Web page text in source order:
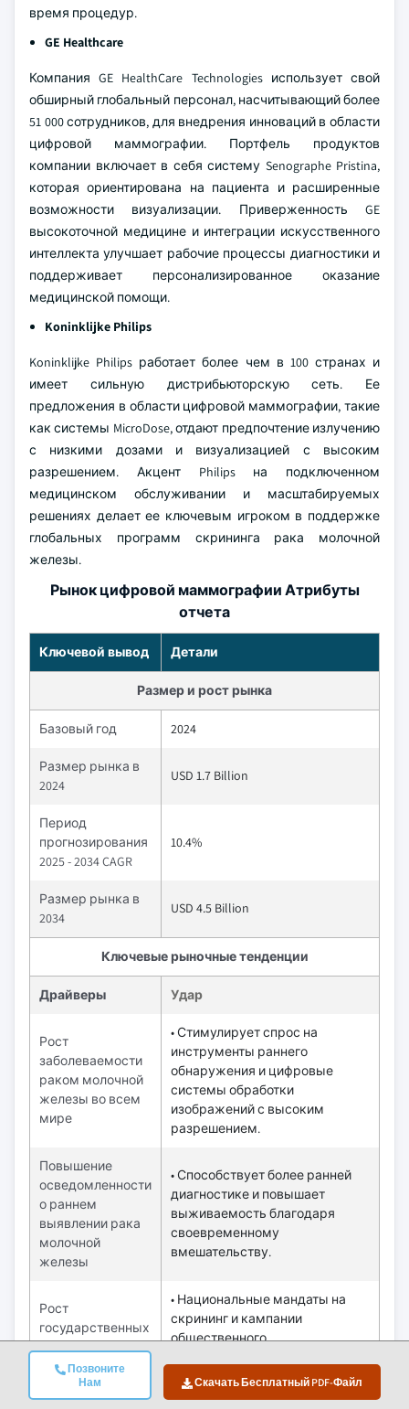
Позвоните
Нам
Скачать Бесплатный PDF-Файл
цифровой маммографии, включая системы Selenia
Dimensions и 3D-маммографию (томосинтез). Эти
исключительного качества изображения, раннего
выявления рака и повышения комфорта пациента во
время процедур.
GE Healthcare
Компания GE HealthCare Technologies использует свой
обширный глобальный персонал, насчитывающий более
51 000 сотрудников, для внедрения инноваций в области
цифровой маммографии. Портфель продуктов
компании включает в себя систему Senographe Pristina,
которая ориентирована на пациента и расширенные
возможности визуализации. Приверженность GE
интеллекта улучшает рабочие процессы диагностики и
поддерживает персонализированное оказание
медицинской помощи.
Koninklijke Philips
Koninklijke Philips работает более чем в 100 странах и
имеет сильную дистрибьюторскую сеть. Ее
предложения в области цифровой маммографии, такие
как системы MicroDose, отдают предпочтение излучению
с низкими дозами и визуализацией с высоким
разрешением. Акцент Philips на подключенном
медицинском обслуживании и масштабируемых
глобальных программ скрининга рака молочной
железы.
Рынок цифровой маммографии Атрибуты
отчета
Ключевой вывод
Базовый год 2024
2024
прогнозирования
10.4%
Ключевые рыночные тенденции
Драйверы Удар
заболеваемости
раком молочной
железы во всем
мире
обнаружения и цифровые
системы обработки
изображений с высоким
разрешением.
о раннем
выявлении рака
молочной
железы
диагностике и повышает
выживаемость благодаря
своевременному
вмешательству.